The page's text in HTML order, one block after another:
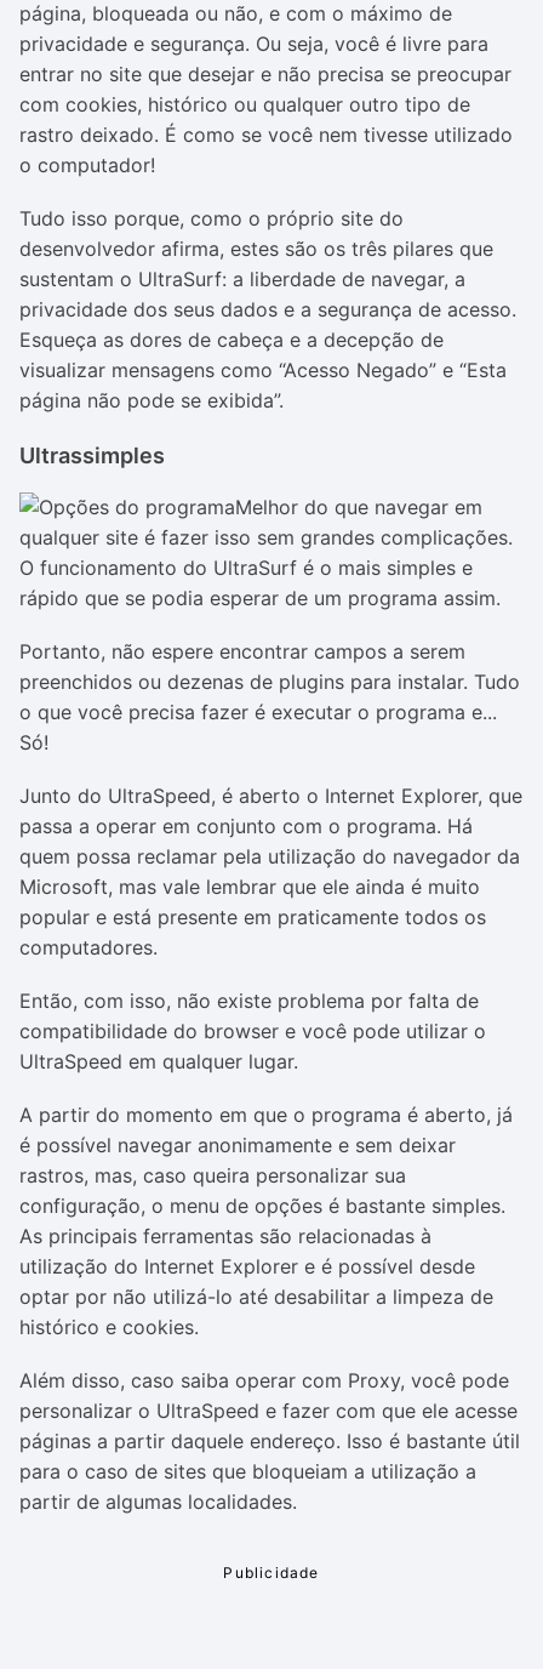
página, bloqueada ou não, e com o máximo de
privacidade e segurança. Ou seja, você é livre para
entrar no site que desejar e não precisa se preocupar
com cookies, histórico ou qualquer outro tipo de
rastro deixado. É como se você nem tivesse utilizado
o computador!
Tudo isso porque, como o próprio site do
desenvolvedor afirma, estes são os três pilares que
sustentam o UltraSurf: a liberdade de navegar, a
privacidade dos seus dados e a segurança de acesso.
Esqueça as dores de cabeça e a decepção de
visualizar mensagens como “Acesso Negado” e “Esta
página não pode se exibida”.
Ultrassimples
Melhor do que navegar em
qualquer site é fazer isso sem grandes complicações.
O funcionamento do UltraSurf é o mais simples e
rápido que se podia esperar de um programa assim.
Portanto, não espere encontrar campos a serem
preenchidos ou dezenas de plugins para instalar. Tudo
o que você precisa fazer é executar o programa e...
Só!
Junto do UltraSpeed, é aberto o Internet Explorer, que
passa a operar em conjunto com o programa. Há
quem possa reclamar pela utilização do navegador da
Microsoft, mas vale lembrar que ele ainda é muito
popular e está presente em praticamente todos os
computadores.
Então, com isso, não existe problema por falta de
compatibilidade do browser e você pode utilizar o
UltraSpeed em qualquer lugar.
A partir do momento em que o programa é aberto, já
é possível navegar anonimamente e sem deixar
rastros, mas, caso queira personalizar sua
configuração, o menu de opções é bastante simples.
As principais ferramentas são relacionadas à
utilização do Internet Explorer e é possível desde
optar por não utilizá-lo até desabilitar a limpeza de
histórico e cookies.
Além disso, caso saiba operar com Proxy, você pode
personalizar o UltraSpeed e fazer com que ele acesse
páginas a partir daquele endereço. Isso é bastante útil
para o caso de sites que bloqueiam a utilização a
partir de algumas localidades.